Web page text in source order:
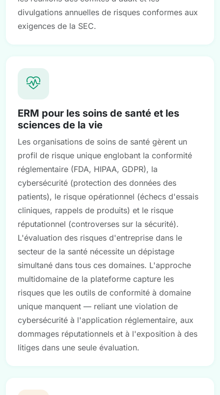
divulgations annuelles de risques conformes aux
exigences de la SEC.
ERM pour les soins de santé et les
sciences de la vie
Les organisations de soins de santé gèrent un
profil de risque unique englobant la conformité
réglementaire (FDA, HIPAA, GDPR), la
cybersécurité (protection des données des
patients), le risque opérationnel (échecs d'essais
cliniques, rappels de produits) et le risque
réputationnel (controverses sur la sécurité).
L'évaluation des risques d'entreprise dans le
secteur de la santé nécessite un dépistage
simultané dans tous ces domaines. L'approche
multidomaine de la plateforme capture les
risques que les outils de conformité à domaine
unique manquent — reliant une violation de
cybersécurité à l'application réglementaire, aux
dommages réputationnels et à l'exposition à des
litiges dans une seule évaluation.